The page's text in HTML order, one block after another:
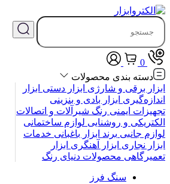
0
دسته بندی محصولات
ابزار برقی و شارژی ابزار دستی ابزار
اندازه‌گیری ابزار بادی و بنزینی
تجهیزات ایمنی رنگ شیرآلات و اتصالات
الکتریکی و روشنایی لوازم ساختمانی
لوازم جانبی برند ابزار باغبانی خدمات
ابزار نجاری ابزار آهنگری ابزار
تعمیرگاهی محصولات دنیای رنگ
سنگ فرز